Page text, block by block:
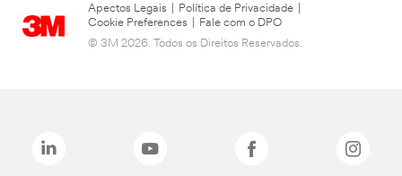
Apectos Legais Política de Privacidade
Cookie Preferences
Fale com o DPO
© 3M 2026. Todos os Direitos Reservados.